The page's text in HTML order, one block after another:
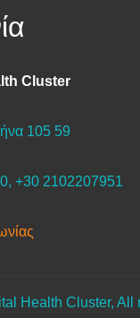
Cluster
105 59
+30 2102207951
Health Cluster, All